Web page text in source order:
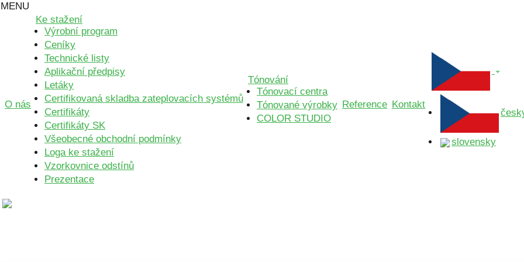
MENU
O nás
Ke stažení
Výrobní program
Ceníky
Technické listy
Aplikační předpisy
Letáky
Certifikovaná skladba zateplovacích systémů
Certifikáty
Certifikáty SK
Všeobecné obchodní podmínky
Loga ke stažení
Vzorkovnice odstínů
Prezentace
Tónování
Tónovací centra
Tónované výrobky
COLOR STUDIO
Reference Kontakt
slovensky